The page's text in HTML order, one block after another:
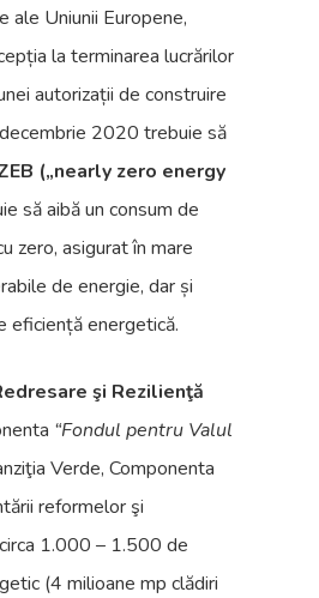
Uniunii Europene,
la terminarea lucrărilor
autorizații de construire
2020 trebuie să
(„nearly zero energy
să aibă un consum de
zero, asigurat în mare
de energie, dar și
eficiență energetică.
şi Rezilienţă
“Fondul pentru Valul
Verde, Componenta
reformelor şi
1.000 – 1.500 de
(4 milioane mp clădiri